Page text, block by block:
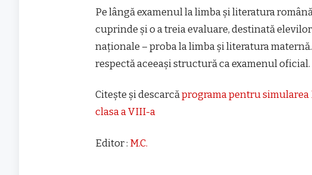
Pe lângă examenul la limba și literatura
cuprinde și o a treia evaluare, destinată
naționale – proba la limba și literatura
respectă aceeași structură ca examenul oficial.
Citește și descarcăprograma pentru
clasa a VIII-a
Editor : M.C.